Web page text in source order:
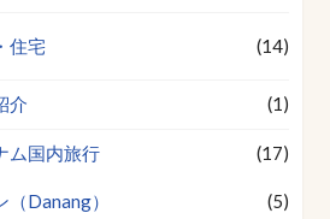
住宅 (14)
介 (1)
ム国内旅行 (17)
（Danang） (5)